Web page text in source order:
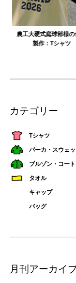
大寺
カテゴリー
Tシャツ
パーカ・スウェッ
ブルゾン・コート
タオル
キャップ
バッグ
月刊アーカイ